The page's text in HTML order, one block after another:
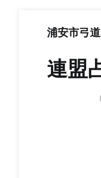
浦安市弓
連盟